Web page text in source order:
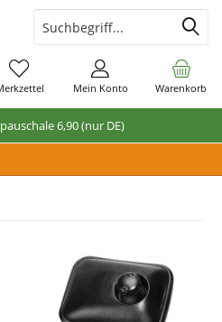
6,90 (nur DE)
Warenkorb
Mein Konto